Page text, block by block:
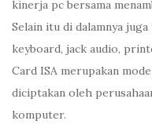
kinerja pc bersama
Selain itu di dalamnya
keyboard, jack audio,
Card ISA merupakan
diciptakan oleh
komputer.